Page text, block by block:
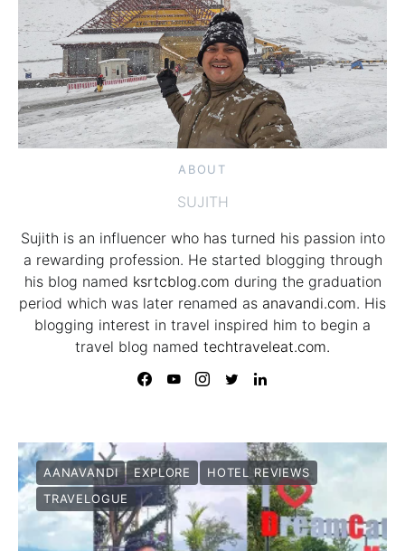
ABOUT
SUJITH
Sujith is an influencer who has turned his passion into
a rewarding profession. He started blogging through
his blog named ksrtcblog.com during the graduation
period which was later renamed as anavandi.com. His
blogging interest in travel inspired him to begin a
travel blog named techtraveleat.com.
AANAVANDI EXPLORE
HOTEL REVIEWS
TRAVELOGUE